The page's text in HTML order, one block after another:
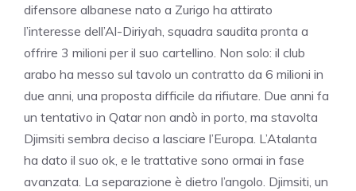
difensore albanese nato a Zurigo ha attirato
l’interesse dell’Al-Diriyah, squadra saudita pronta a
offrire 3 milioni per il suo cartellino. Non solo: il club
arabo ha messo sul tavolo un contratto da 6 milioni in
due anni, una proposta difficile da rifiutare. Due anni fa
un tentativo in Qatar non andò in porto, ma stavolta
Djimsiti sembra deciso a lasciare l’Europa. L’Atalanta
ha dato il suo ok, e le trattative sono ormai in fase
avanzata. La separazione è dietro l’angolo. Djimsiti, un